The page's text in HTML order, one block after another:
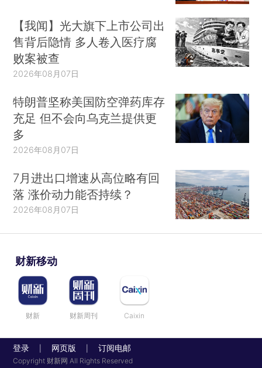
【我闻】光大旗下上市公司出
售背后隐情 多人卷入医疗腐
败案被查
2026年08月07日
特朗普坚称美国防空弹药库存
充足 但不会向乌克兰提供更
多
2026年08月07日
7月进出口增速从高位略有回
落 涨价动力能否持续？
2026年08月07日
财新移动
财新 财新周刊 Caixin
登录 网页版 订阅电邮
Copyright 财新网 All Rights Reserved